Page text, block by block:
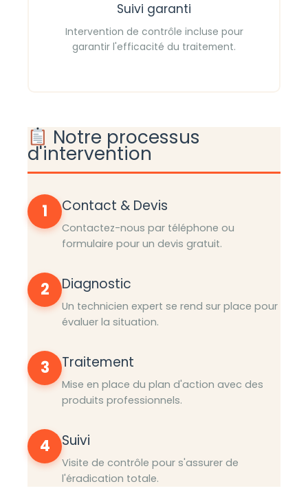
Suivi garanti
Intervention de contrôle incluse pour
garantir l'efficacité du traitement.
Notre processus
d'intervention
1 Contact & Devis
Contactez-nous par téléphone ou
formulaire pour un devis gratuit.
2 Diagnostic
Un technicien expert se rend sur place pour
évaluer la situation.
3 Traitement
Mise en place du plan d'action avec des
produits professionnels.
4 Suivi
Visite de contrôle pour s'assurer de
l'éradication totale.